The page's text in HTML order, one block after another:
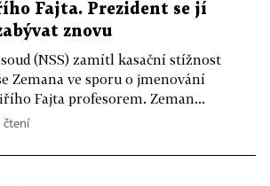
Fajta. Prezident se jí
znovu
(NSS) zamítl kasační stížnost
Zemana ve sporu o jmenování
Fajta profesorem. Zeman...
čtení